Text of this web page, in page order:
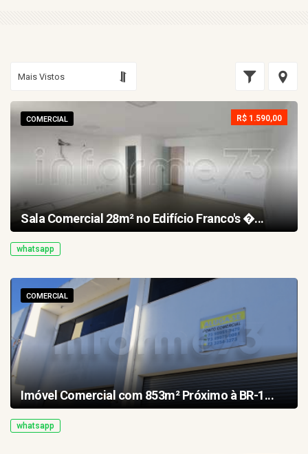
R$ 1.590,00
COMERCIAL
Sala Comercial 28m² no Edifício Franco's �...
whatsapp
COMERCIAL
Imóvel Comercial com 853m² Próximo à BR-1...
whatsapp